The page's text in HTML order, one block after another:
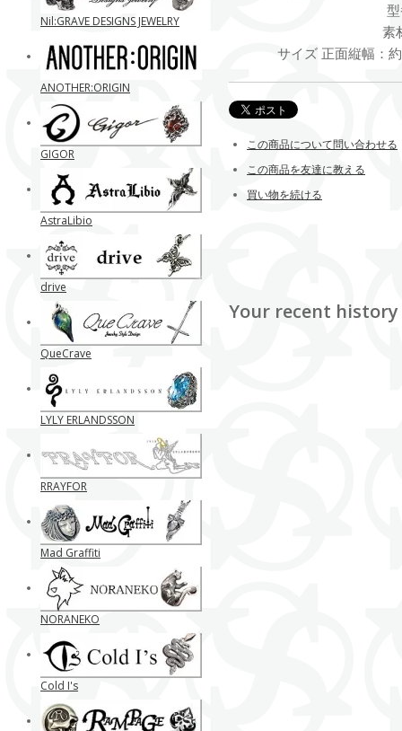
素
サイズ 正面縦幅：
この商品について問い合わせる
この商品を友達に教える
買い物を続ける
Your recent history
Nil:GRAVE DESIGNS JEWELRY
ANOTHER:ORIGIN
GIGOR
AstraLibio
drive
QueCrave
LYLY ERLANDSSON
RRAYFOR
Mad Graffiti
NORANEKO
Cold I's